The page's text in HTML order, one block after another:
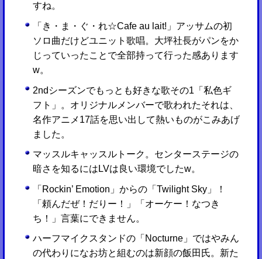
すね。
「き・ま・ぐ・れ☆Cafe au lait!」アッサムの初
ソロ曲だけどユニット歌唱。大坪社長がパンをか
じっていったことで全部持って行った感あります
w。
2ndシーズンでもっとも好きな歌その1「私色ギ
フト」。オリジナルメンバーで歌われたそれは、
名作アニメ17話を思い出して熱いものがこみあげ
ました。
マッスルキャッスルトーク。センターステージの
暗さを知るにはLVは良い環境でしたw。
「Rockin’ Emotion」からの「Twilight Sky」！
「頼んだぜ！だりー！」「オーケー！なつき
ち！」言葉にできません。
ハーフマイクスタンドの「Nocturne」ではやみん
の代わりになお坊と組むのは新顔の飯田氏。新た